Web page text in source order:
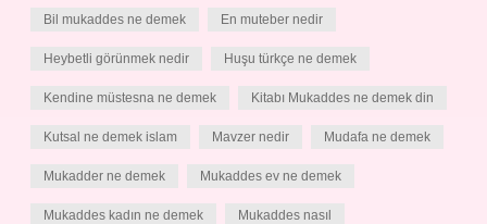
Bil mukaddes ne demek En muteber nedir
Heybetli görünmek nedir Huşu türkçe ne demek
Kendine müstesna ne demek Kitabı Mukaddes ne demek din
Kutsal ne demek islam Mavzer nedir Mudafa ne demek
Mukadder ne demek Mukaddes ev ne demek
Mukaddes kadın ne demek Mukaddes nasıl